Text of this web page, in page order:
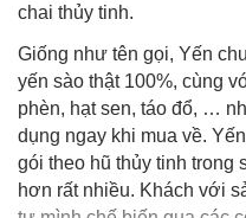
chai thủy tinh.
Giống như tên gọi, Yến
yến sào thật 100%, cùng
phèn, hạt sen, táo đổ, …
dụng ngay khi mua về.
gói theo hũ thủy tinh trong
hơn rất nhiều. Khách với